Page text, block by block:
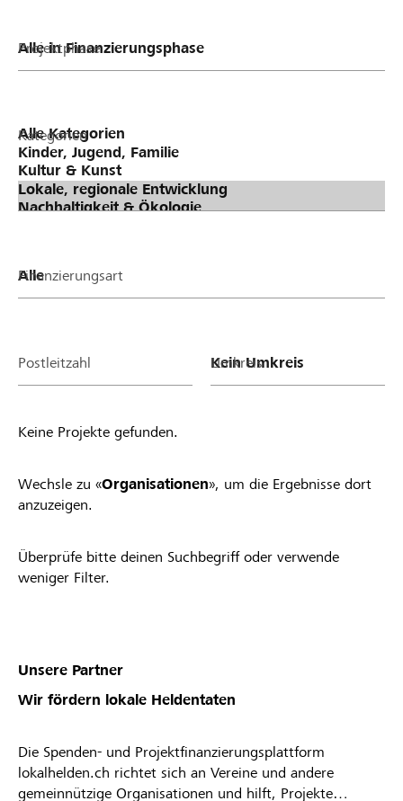
Projektphase
Kategorien
Finanzierungsart
Postleitzahl Umkreis
Keine Projekte gefunden.
Wechsle zu «Organisationen», um die Ergebnisse dort
anzuzeigen.
Überprüfe bitte deinen Suchbegriff oder verwende
weniger Filter.
Unsere Partner
Wir fördern lokale Heldentaten
Die Spenden- und Projektfinanzierungsplattform
lokalhelden.ch richtet sich an Vereine und andere
gemeinnützige Organisationen und hilft, Projekte